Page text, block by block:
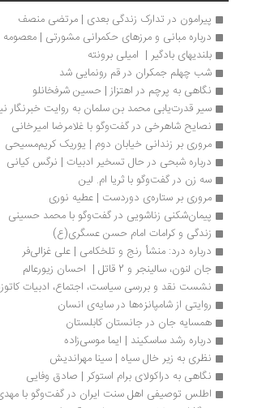
پیرامون در تدارک زندگی بعدی | مرتضی منصف
درباره مبانی و مرزهای حکمرانی مشورتی | معصومه اشتیاقی
بلندیهای بادگیر |  امیلی برونته
شب چهلم جمکران در قم رونمایی شد
نگاهی به پرچم در اهتزاز | حسین شرفخانلو
سیر قدرت‌یابی محمد بن سلمان به روایت خبرنگار نیویورک
نصایح شاهرخی در گفت‌وگو با غلامرضا امیرخانی
مروری بر زندانی خیابان دوم | یوریک کریم‌مسیحی
درباره شبحی در حال تسخیر ادبیات | نرگس کیانی
سه زن در گفت‌وگو با ثریا ام. لین
مروری بر ستاره‌ی دوردست | عطیه نوری
پیمان‌شکنی زناشویی در گفت‌وگو با محمد حسینی
زندگی و کرامات امام حسن عسگری(ع)
درباره درد: منشأ رنج و تلخکامی | علی غزالی‌فر
جان لنون، سالینجر و 2 قاتل |  احسان زیورعالم
نشست نقد و بررسی سیاست، اجتماع، ادبیات کاتوزیان
روایتی از شامپانزه‌ها در سایه‌ی انسان
همسایه جان در جانستان کابلستان
درباره رشد ساسکیند | ایما موسی‌زاده
نظری به زیر خال سیاه | سینا مهراندیش
نگاهی به دراکولای برام استوکر | صادق وفایی
اطلس توصیفی اهل سنت ایران در گفت‌وگو با مهدی